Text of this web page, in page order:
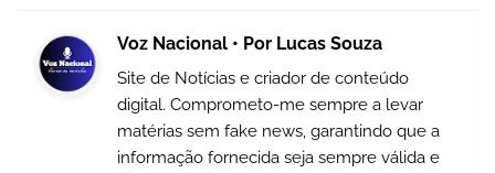
Voz Nacional • Por Lucas Souza
Site de Notícias e criador de conteúdo
digital. Comprometo-me sempre a levar
matérias sem fake news, garantindo que a
informação fornecida seja sempre válida e